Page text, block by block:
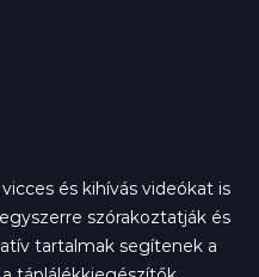
és kihívás videókat is
szórakoztatják és
tartalmak segítenek a